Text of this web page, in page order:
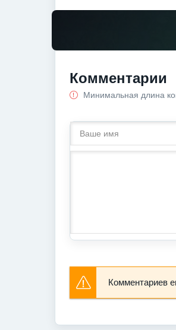
Комментарии
Минимальная длина
Комментариев